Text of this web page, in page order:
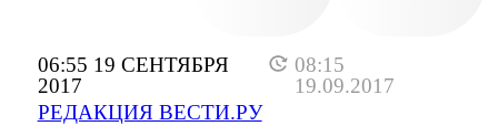
06:55 19 СЕНТЯБРЯ
2017
08:15
19.09.2017
РЕДАКЦИЯ ВЕСТИ.РУ